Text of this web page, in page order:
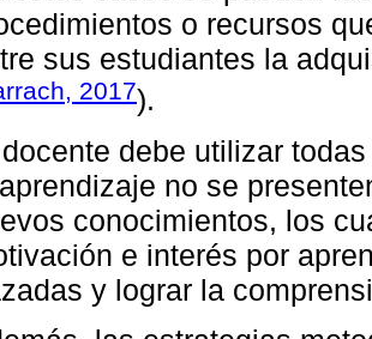
o recursos
sus estudiantes la
2017).
debe utilizar
no se
conocimientos, los
e interés por
y lograr la